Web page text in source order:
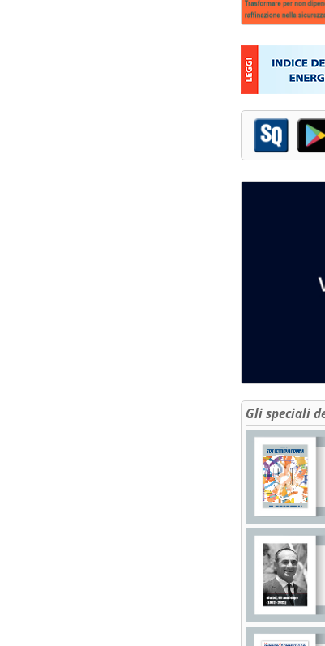
Gli speciali